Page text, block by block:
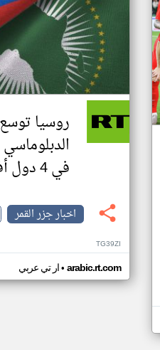
روسيا
في 4 دول أفريقية
اخبار جزر القمر
TG39ZI
ار تي عربي• arabic.rt.com